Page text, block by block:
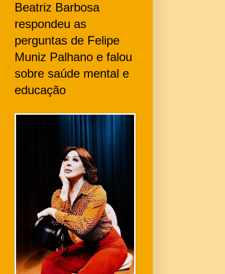
Beatriz Barbosa
respondeu as
perguntas de Felipe
Muniz Palhano e falou
sobre saúde mental e
educação